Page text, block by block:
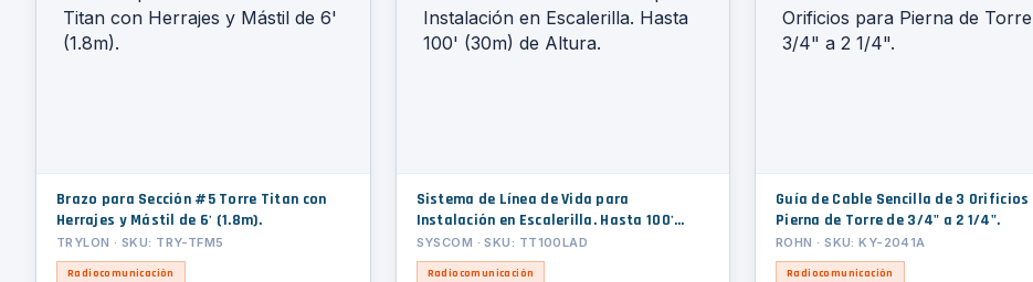
Brazo para Sección #5 Torre Titan con
Herrajes y Mástil de 6' (1.8m).
TRYLON · SKU: TRY-TFM5
Radiocomunicación
Sistema de Línea de Vida para
Instalación en Escalerilla. Hasta 100'
(30m) de Altura.
SYSCOM · SKU: TT100LAD
Radiocomunicación
Guía de Cable Sencilla de 3 Orificios
Pierna de Torre de 3/4" a 2 1/4".
ROHN · SKU: KY-2041A
Radiocomunicación